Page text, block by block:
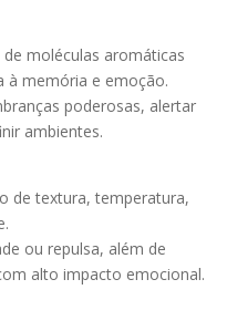
de moléculas aromáticas
à memória e emoção.
poderosas, alertar
ambientes.
de textura, temperatura,
ou repulsa, além de
alto impacto emocional.